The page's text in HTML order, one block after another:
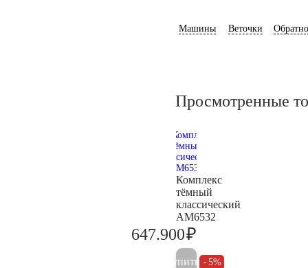
Машины Веточки
Просмотренные
Комплекс
тёмный
классический
AM6532
647.900₽
Купить 5%